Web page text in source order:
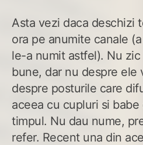
Asta vezi daca deschizi
ora pe anumite canale
le-a numit astfel). Nu
bune, dar nu despre ele
despre posturile care
aceea cu cupluri si
timpul. Nu dau nume,
refer. Recent una din